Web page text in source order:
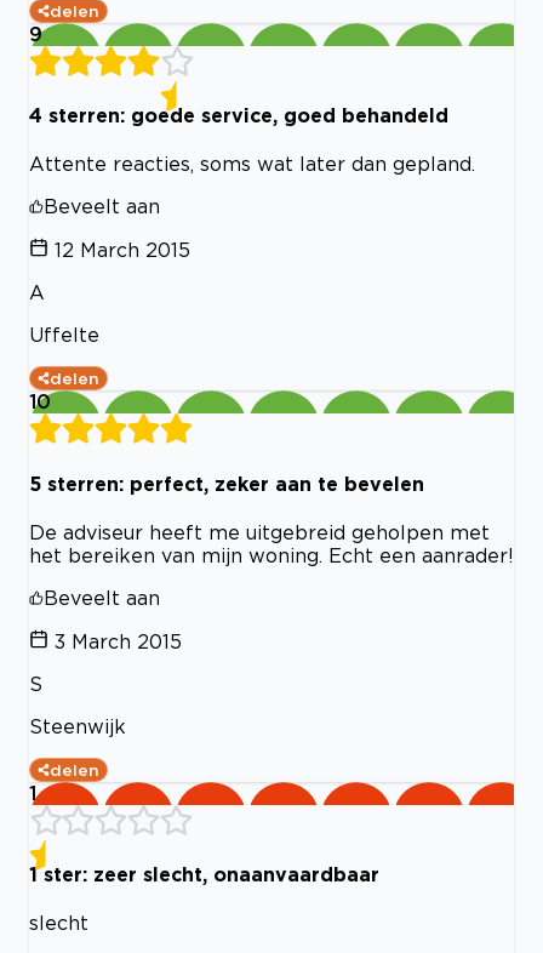
delen
9
4 sterren: goede service, goed behandeld
Attente reacties, soms wat later dan gepland.
Beveelt aan
12 March 2015
A
Uffelte
delen
10
5 sterren: perfect, zeker aan te bevelen
De adviseur heeft me uitgebreid geholpen met
het bereiken van mijn woning. Echt een aanrader!
Beveelt aan
3 March 2015
S
Steenwijk
delen
1
1 ster: zeer slecht, onaanvaardbaar
slecht